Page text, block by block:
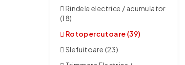
Rindele electrice / acumulator
(18)
Rotopercutoare (39)
Slefuitoare (23)